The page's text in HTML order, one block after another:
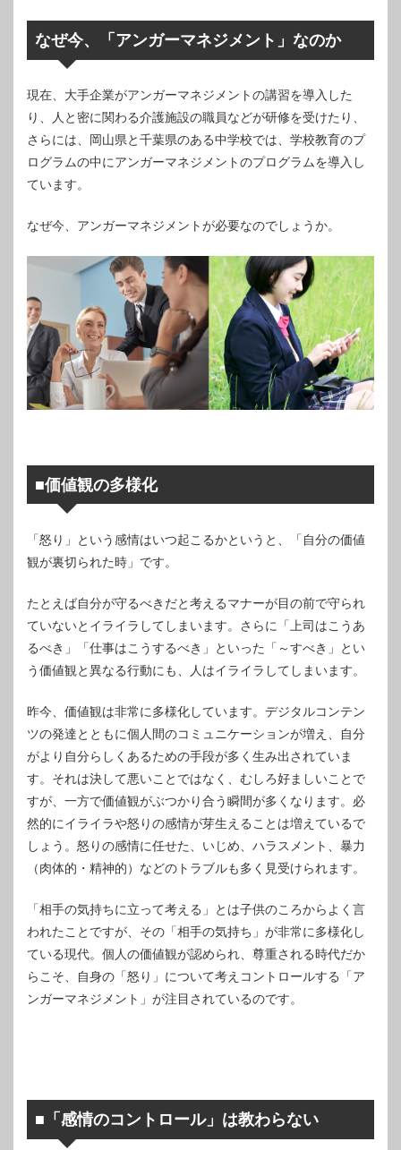
なぜ今、「アンガーマネジメント」なのか
現在、大手企業がアンガーマネジメントの講習を導入した
り、人と密に関わる介護施設の職員などが研修を受けたり、
さらには、岡山県と千葉県のある中学校では、学校教育のプ
ログラムの中にアンガーマネジメントのプログラムを導入し
ています。
なぜ今、アンガーマネジメントが必要なのでしょうか。
■価値観の多様化
「怒り」という感情はいつ起こるかというと、「自分の価値
観が裏切られた時」です。
たとえば自分が守るべきだと考えるマナーが目の前で守られ
ていないとイライラしてしまいます。さらに「上司はこうあ
るべき」「仕事はこうするべき」といった「～すべき」とい
う価値観と異なる行動にも、人はイライラしてしまいます。
昨今、価値観は非常に多様化しています。デジタルコンテン
ツの発達とともに個人間のコミュニケーションが増え、自分
がより自分らしくあるための手段が多く生み出されていま
す。それは決して悪いことではなく、むしろ好ましいことで
すが、一方で価値観がぶつかり合う瞬間が多くなります。必
然的にイライラや怒りの感情が芽生えることは増えているで
しょう。怒りの感情に任せた、いじめ、ハラスメント、暴力
（肉体的・精神的）などのトラブルも多く見受けられます。
「相手の気持ちに立って考える」とは子供のころからよく言
われたことですが、その「相手の気持ち」が非常に多様化し
ている現代。個人の価値観が認められ、尊重される時代だか
らこそ、自身の「怒り」について考えコントロールする「ア
ンガーマネジメント」が注目されているのです。
■「感情のコントロール」は教わらない